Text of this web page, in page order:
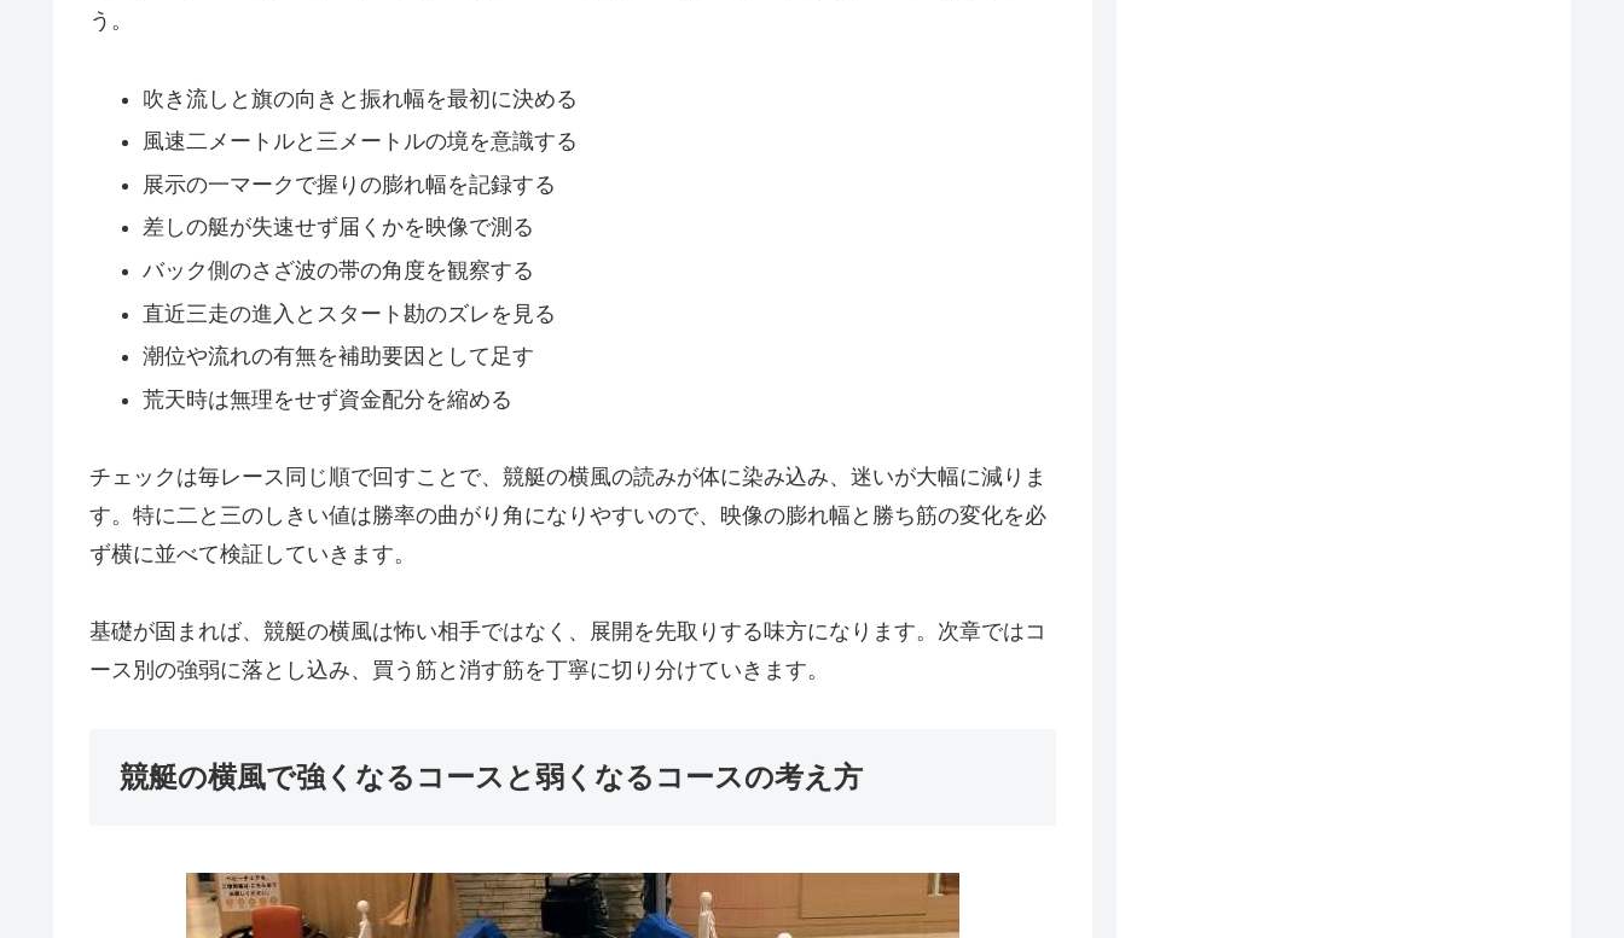
う。
吹き流しと旗の向きと振れ幅を最初に決める
風速二メートルと三メートルの境を意識する
展示の一マークで握りの膨れ幅を記録する
差しの艇が失速せず届くかを映像で測る
バック側のさざ波の帯の角度を観察する
直近三走の進入とスタート勘のズレを見る
潮位や流れの有無を補助要因として足す
荒天時は無理をせず資金配分を縮める
チェックは毎レース同じ順で回すことで、競艇の横風の読みが体に染み込み、迷いが大幅に減りま
す。特に二と三のしきい値は勝率の曲がり角になりやすいので、映像の膨れ幅と勝ち筋の変化を必
ず横に並べて検証していきます。
基礎が固まれば、競艇の横風は怖い相手ではなく、展開を先取りする味方になります。次章ではコ
ース別の強弱に落とし込み、買う筋と消す筋を丁寧に切り分けていきます。
競艇の横風で強くなるコースと弱くなるコースの考え方